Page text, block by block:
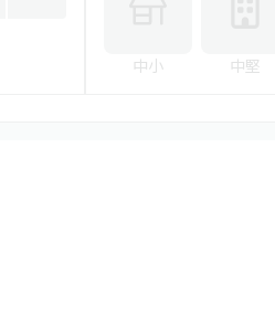
中小 中堅